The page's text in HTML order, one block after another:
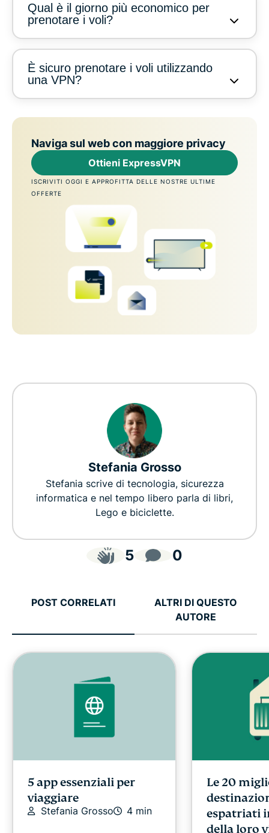
Qual è il giorno più economico per
prenotare i voli?
È sicuro prenotare i voli utilizzando
una VPN?
Naviga sul web con maggiore privacy
Ottieni ExpressVPN
ISCRIVITI OGGI E APPROFITTA DELLE NOSTRE ULTIME
OFFERTE
Stefania Grosso
Stefania scrive di tecnologia, sicurezza
informatica e nel tempo libero parla di libri,
Lego e biciclette.
5 0
POST CORRELATI
ALTRI DI QUESTO
AUTORE
5 app essenziali per
viaggiare
Stefania Grosso 4 min
Le 20
espatriati
della loro